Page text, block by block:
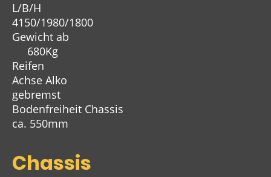
L/B/H
4150/1980/1800
Gewicht ab
680Kg
Reifen
Achse Alko
gebremst
Bodenfreiheit Chassis
ca. 550mm
Chassis